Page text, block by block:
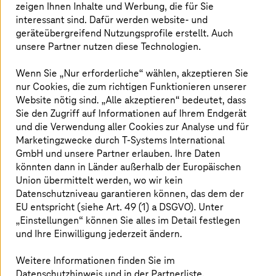
Smart Grids: Cloud trifft auf
Betriebstechnologie
Nutzen Sie das Potenzial intelligenter Stromnetze mit
einem dreischichtigen Ansatz zur IT-/OT-Integration.
Mehr erfahren
zeigen Ihnen Inhalte und Werbung, die für Sie
interessant sind. Dafür werden website- und
geräteübergreifend Nutzungsprofile erstellt. Auch
unsere Partner nutzen diese Technologien.
Wenn Sie „Nur erforderliche“ wählen, akzeptieren Sie
nur Cookies, die zum richtigen Funktionieren unserer
Website nötig sind. „Alle akzeptieren“ bedeutet, dass
Sie den Zugriff auf Informationen auf Ihrem Endgerät
und die Verwendung aller Cookies zur Analyse und für
Marketingzwecke durchT-Systems International
GmbH und unsere Partner erlauben. Ihre Daten
könnten dann in Länder außerhalb der Europäischen
Union übermittelt werden, wo wir kein
Datenschutzniveau garantieren können, das dem der
EU entspricht (siehe Art. 49 (1) a DSGVO). Unter
„Einstellungen“ können Sie alles im Detail festlegen
und Ihre Einwilligung jederzeit ändern.
Weitere Informationen finden Sie im